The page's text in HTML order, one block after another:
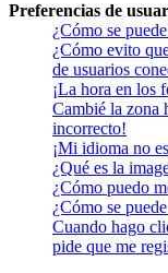
Preferencias de
¿Cómo se
¿Cómo evito
de usuarios
¡La hora en los
Cambié la zona
incorrecto!
¡Mi idioma no
¿Qué es la
¿Cómo puedo
¿Cómo se
Cuando hago
pide que me